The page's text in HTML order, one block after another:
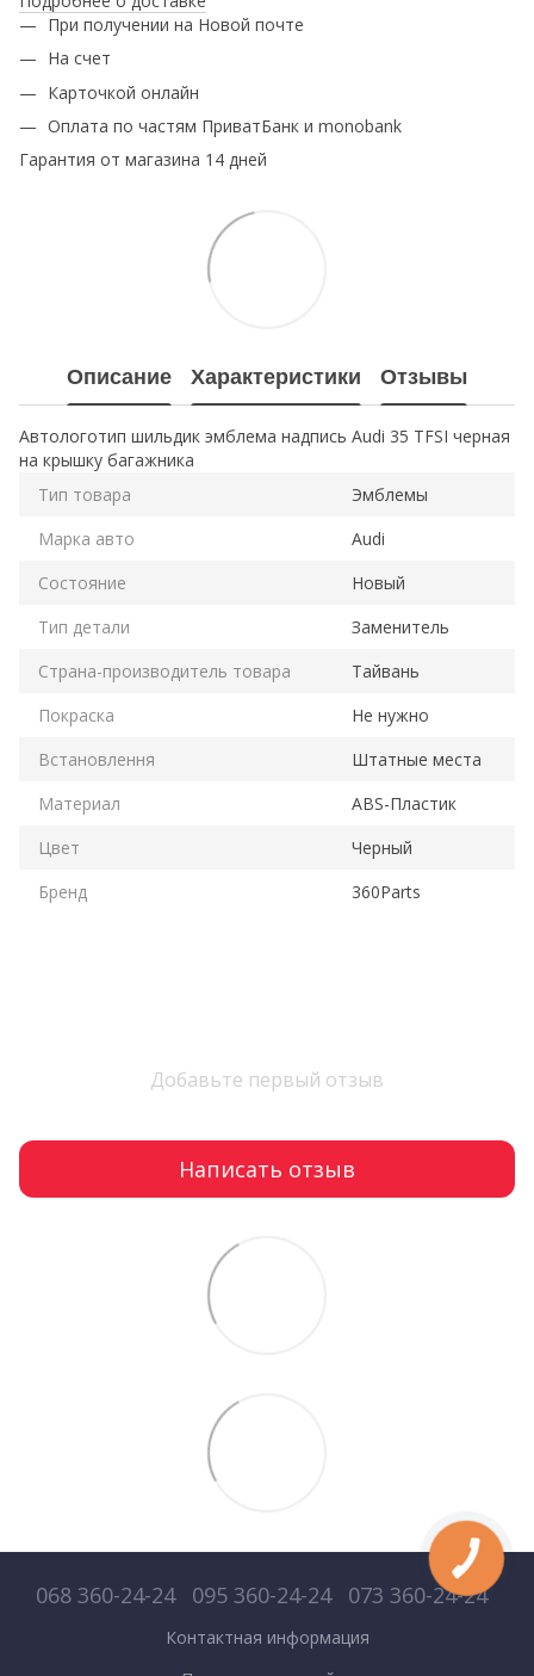
При получении на Новой почте
На счет
Карточкой онлайн
Оплата по частям ПриватБанк и monobank
Гарантия от магазина 14 дней
Описание Характеристики Отзывы
Автологотип шильдик эмблема надпись Audi 35 TFSI черная
на крышку багажника
Тип товара
Эмблемы
Марка авто
Audi
Состояние
Новый
Тип детали
Заменитель
Страна-производитель товара
Тайвань
Покраска
Не нужно
Встановлення
Штатные места
Материал
ABS-Пластик
Цвет
Черный
Бренд
360Parts
Добавьте первый отзыв
Написать отзыв
068 360-24-24 095 360-24-24 073 360-24-24
Контактная информация